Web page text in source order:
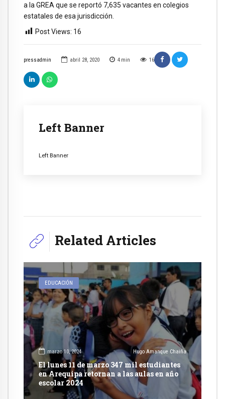
pressadmin abril 28, 2020 4 min 16
Left Banner
Left Banner
a la GREA que se reportó 7,635 vacantes en colegios
estatales de esa jurisdicción.
Post Views: 16
Related Articles
EDUCACIÓN
marzo 10, 2024 Hugo Amanque Chaiña
El lunes 11 de marzo 347 mil estudiantes
en Arequipa retornan a las aulas en año
escolar 2024